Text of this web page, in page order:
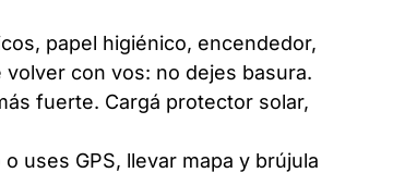
papel higiénico, encendedor,
con vos: no dejes basura.
fuerte. Cargá protector solar,
uses GPS, llevar mapa y brújula